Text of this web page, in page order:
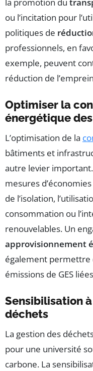
la promotion du
ou l’incitation pour
politiques de
professionnels, en
exemple, peuvent
réduction de
Optimiser la
énergétique
L’optimisation de la
bâtiments et
autre levier
mesures
de l’isolation,
consommation ou
renouvelables. Un
approvisionnement
également permettre
émissions de GES
Sensibilisation
déchets
La gestion des
pour une université
carbone. La